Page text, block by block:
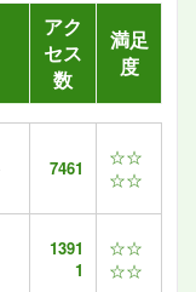
アク
セス
数
満足
度
7461
☆☆
☆☆
1391
1
☆☆
☆☆